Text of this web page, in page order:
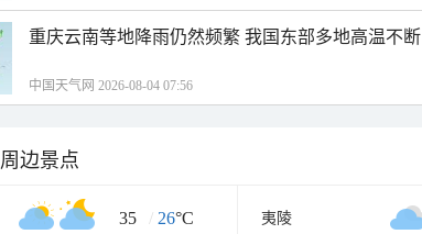
重庆云南等地降雨仍然频繁 我国东部多地高温不断
中国天气网 2026-08-04 07:56
周边景点
35 / 26°C 夷陵